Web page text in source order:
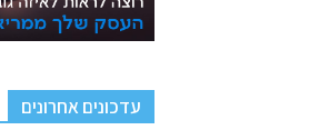
עדכונים אחרונים